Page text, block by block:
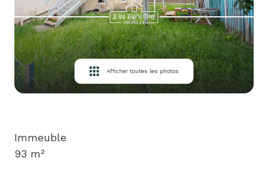
loués
équipe
contact
Afficher toutes les photos
Immeuble
93 m²